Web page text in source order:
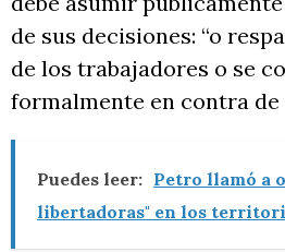
de sus decisiones: “o
de los trabajadores o se
formalmente en contra de
Puedes leer: Petro llamó a
libertadoras" en los